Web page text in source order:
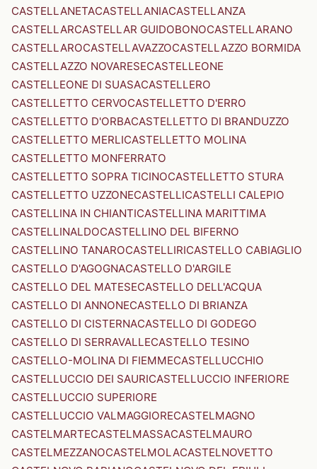
CASTELLANETACASTELLANIACASTELLANZA
CASTELLARCASTELLAR GUIDOBONOCASTELLARANO
CASTELLAROCASTELLAVAZZOCASTELLAZZO BORMIDA
CASTELLAZZO NOVARESECASTELLEONE
CASTELLEONE DI SUASACASTELLERO
CASTELLETTO CERVOCASTELLETTO D'ERRO
CASTELLETTO D'ORBACASTELLETTO DI BRANDUZZO
CASTELLETTO MERLICASTELLETTO MOLINA
CASTELLETTO MONFERRATO
CASTELLETTO SOPRA TICINOCASTELLETTO STURA
CASTELLETTO UZZONECASTELLICASTELLI CALEPIO
CASTELLINA IN CHIANTICASTELLINA MARITTIMA
CASTELLINALDOCASTELLINO DEL BIFERNO
CASTELLINO TANAROCASTELLIRICASTELLO CABIAGLIO
CASTELLO D'AGOGNACASTELLO D'ARGILE
CASTELLO DEL MATESECASTELLO DELL'ACQUA
CASTELLO DI ANNONECASTELLO DI BRIANZA
CASTELLO DI CISTERNACASTELLO DI GODEGO
CASTELLO DI SERRAVALLECASTELLO TESINO
CASTELLO-MOLINA DI FIEMMECASTELLUCCHIO
CASTELLUCCIO DEI SAURICASTELLUCCIO INFERIORE
CASTELLUCCIO SUPERIORE
CASTELLUCCIO VALMAGGIORECASTELMAGNO
CASTELMARTECASTELMASSACASTELMAURO
CASTELMEZZANOCASTELMOLACASTELNOVETTO